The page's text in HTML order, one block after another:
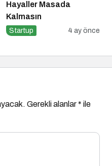
Hayaller Masada
Kalmasın
Startup 4 ay önce
Gerekli alanlar* ile